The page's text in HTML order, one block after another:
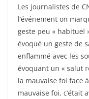
Les journalistes de
l’événement on
geste peu « habituel
évoqué un geste de
enflammé avec les
évoquant un « salut
la mauvaise foi face
mauvaise foi, c’était